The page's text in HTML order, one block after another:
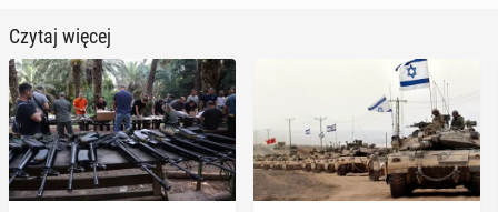
Czytaj więcej